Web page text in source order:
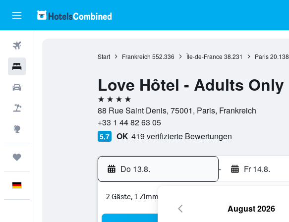
Start Frankreich 552.336 Île-de-France 38.231 Paris 20.138
Love Hôtel - Adults Only
4 Sterne
88 Rue Saint Denis, 75001, Paris, Frankreich
+33 1 44 82 63 05
5,7 OK 419 verifizierte Bewertungen
Do 13.8. - Fr 14.8.
2 Gäste, 1 Zimmer
August 2026